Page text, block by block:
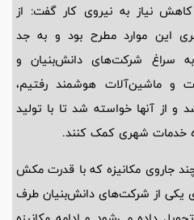
نیاز به نیروی کار گفت: از
این موارد مطرح بود و به جد
سراغ شرکت‌های دانش‌بنیان و
و ماشین‌آلات هوشمند رفتیم،
و از آنها خواسته شد تا با تولید
خدمات شهری کمک کنند.
جاروی مکانیزه که با قدرت مکش
یکی از شرکت‌های دانش‌بنیان طرف